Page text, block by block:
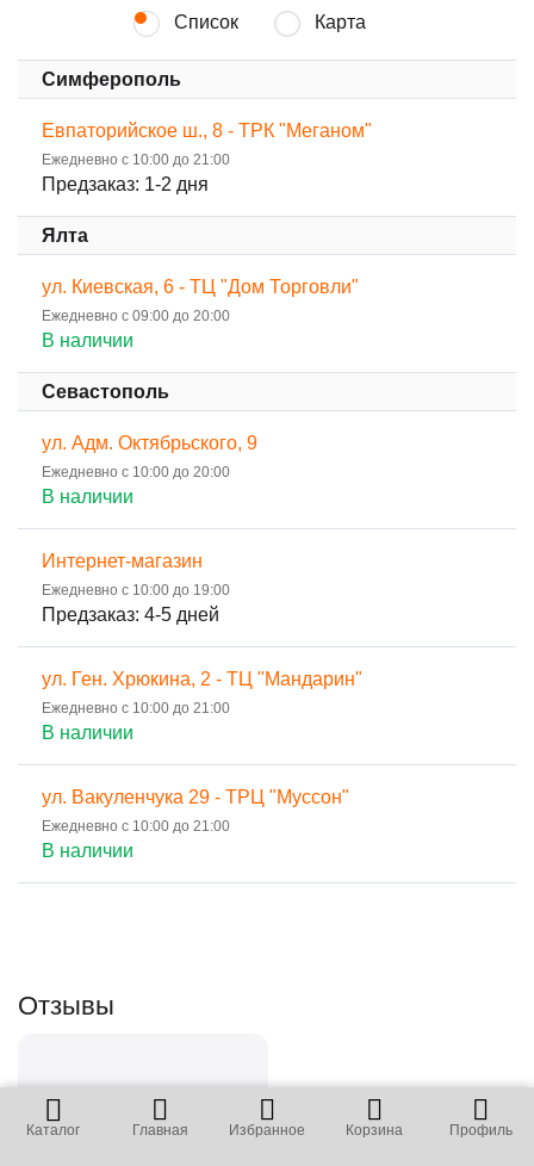
Список Карта
Симферополь
Евпаторийское ш., 8 - ТРК "Меганом"
Ежедневно с 10:00 до 21:00
Предзаказ: 1-2 дня
Ялта
ул. Киевская, 6 - ТЦ "Дом Торговли"
Ежедневно с 09:00 до 20:00
В наличии
Севастополь
ул. Адм. Октябрьского, 9
Ежедневно с 10:00 до 20:00
В наличии
Интернет-магазин
Ежедневно с 10:00 до 19:00
Предзаказ: 4-5 дней
ул. Ген. Хрюкина, 2 - ТЦ "Мандарин"
Ежедневно с 10:00 до 21:00
В наличии
ул. Вакуленчука 29 - ТРЦ "Муссон"
Ежедневно с 10:00 до 21:00
В наличии
Отзывы
Отзывы не найдены
Главная
Каталог Корзина
Избранное Профиль